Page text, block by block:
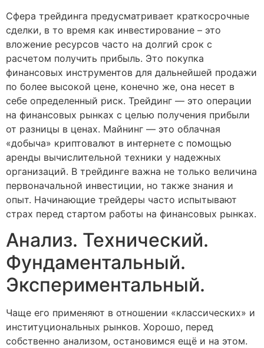
Сфера трейдинга предусматривает краткосрочные
сделки, в то время как инвестирование – это
вложение ресурсов часто на долгий срок с
расчетом получить прибыль. Это покупка
финансовых инструментов для дальнейшей продажи
по более высокой цене, конечно же, она несет в
себе определенный риск. Трейдинг — это операции
на финансовых рынках с целью получения прибыли
от разницы в ценах. Майнинг — это облачная
«добыча» криптовалют в интернете с помощью
аренды вычислительной техники у надежных
организаций. В трейдинге важна не только величина
первоначальной инвестиции, но также знания и
опыт. Начинающие трейдеры часто испытывают
страх перед стартом работы на финансовых рынках.
Анализ. Технический.
Фундаментальный.
Экспериментальный.
Чаще его применяют в отношении «классических» и
институциональных рынков. Хорошо, перед
собственно анализом, остановимся ещё и на этом.